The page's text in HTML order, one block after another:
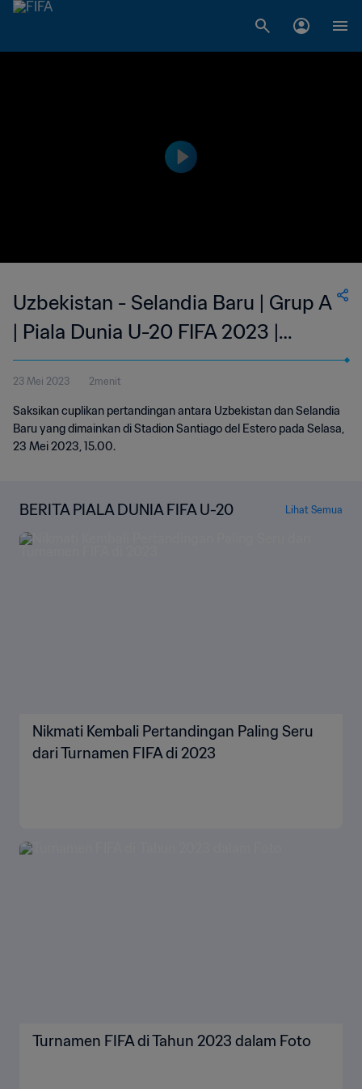
Uzbekistan - Selandia Baru | Grup A
| Piala Dunia U-20 FIFA 2023 |
Cuplikan Pertandingan
23 Mei 2023 2menit
Saksikan cuplikan pertandingan antara Uzbekistan dan Selandia
Baru yang dimainkan di Stadion Santiago del Estero pada Selasa,
23 Mei 2023, 15.00.
BERITA PIALA DUNIA FIFA U-20 Lihat Semua
Nikmati Kembali Pertandingan Paling Seru
dari Turnamen FIFA di 2023
Turnamen FIFA di Tahun 2023 dalam Foto